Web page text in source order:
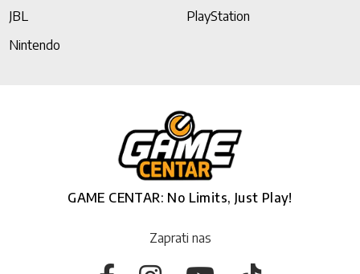
JBL
PlayStation
Nintendo
GAME CENTAR: No Limits, Just Play!
Zaprati nas